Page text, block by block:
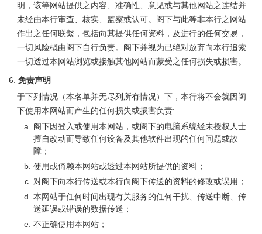
明，该等网站提供之内容、准确性、意见或与其他网站之连结并
未经由本​​行审查、核实、监察或认可。阁下与此等非本行之网站
作出之任何联繫，包括向其提供任何资料，及进行的任何交易，
一切风险概由阁下自行负责。阁下并视为已绝对放弃向本行追索
一切透过本网站浏览或接触其他网站而蒙受之任何损失或损害。
免责声明
于下列情况（本名单并无尽列所有情况）下，本行将不会就因阁
下使用本网站而产生的任何损失或损害负责:
阁下因登入或使用本网站，或阁下的电脑系统经未授权人士
擅自改动而导致任何设备及其他软件出现的任何问题或故
障；
使用或倚赖本网站或透过本网站所提供的资料；
对阁下向本行传送或本行向阁下传送的资料的修改或误用；
本网站于任何时间出现有关服务的任何干扰、传送中断、传
送延误或错误的数据传送；
不正确使用本网站；